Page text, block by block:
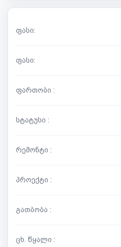
ფასი:
ფასი:
ფართობი :
სტატუსი :
რემონტი :
პროექტი :
გათბობა :
ცხ. წყალი :